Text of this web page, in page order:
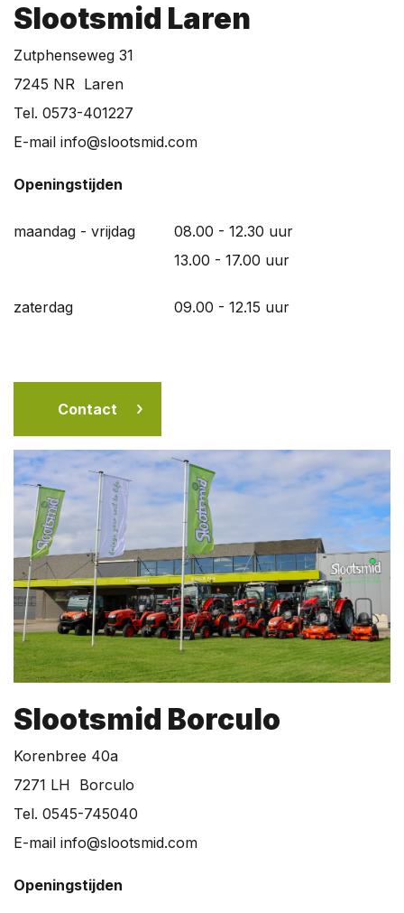
Slootsmid Laren
Zutphenseweg 31
7245 NR Laren
Tel. 0573-401227
E-mail info@slootsmid.com
Openingstijden
maandag - vrijdag
08.00 - 12.30 uur
13.00 - 17.00 uur
zaterdag 09.00 - 12.15 uur
Contact
Slootsmid Borculo
Korenbree 40a
7271 LH Borculo
Tel. 0545-745040
E-mail info@slootsmid.com
Openingstijden